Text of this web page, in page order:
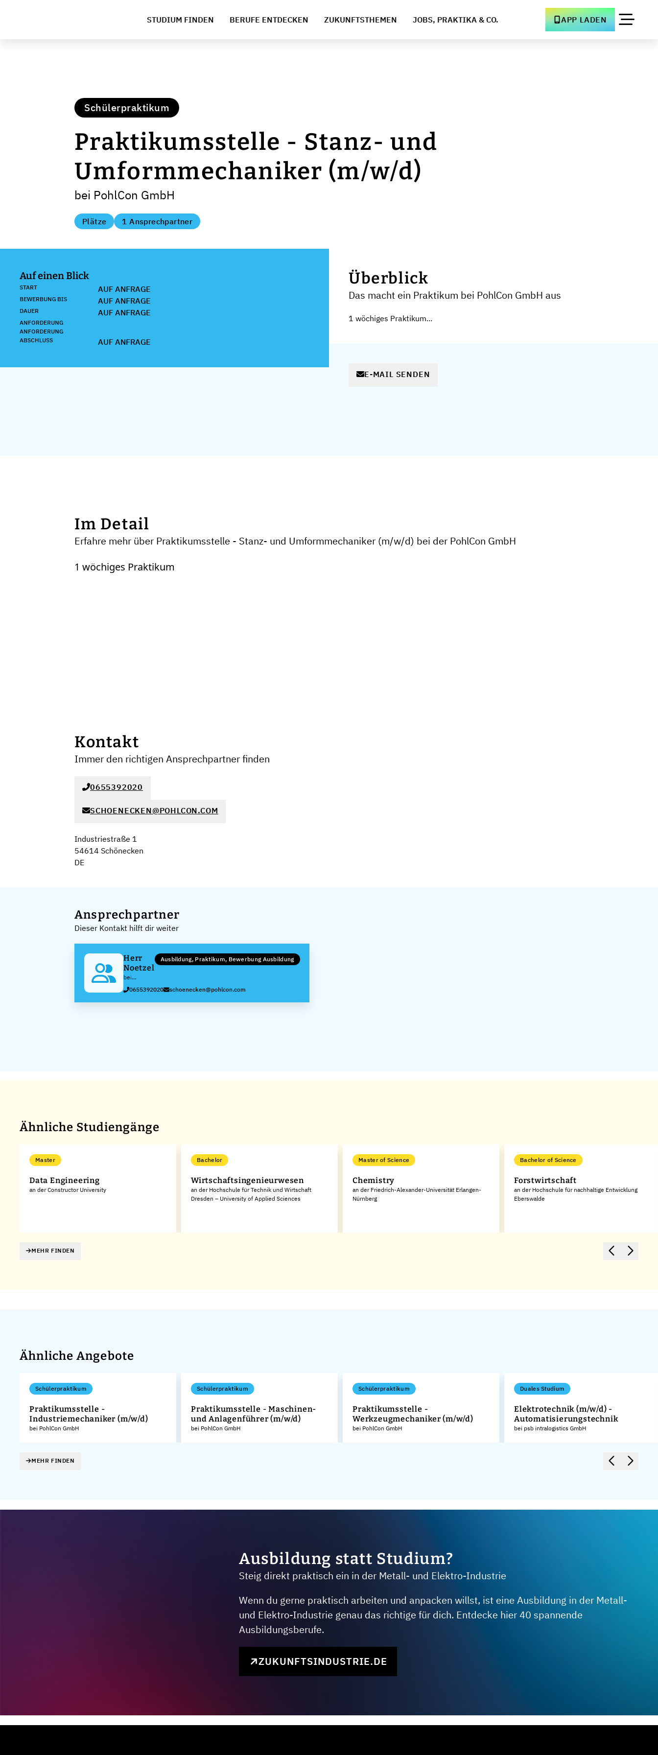
STUDIUM FINDEN BERUFE ENTDECKEN ZUKUNFTSTHEMEN JOBS, PRAKTIKA & CO. APP LADEN
Schülerpraktikum
Praktikumsstelle - Stanz- und
Umformmechaniker (m/w/d)
bei PohlCon GmbH
Plätze 1 Ansprechpartner
Auf einen Blick
START AUF ANFRAGE
BEWERBUNG BIS AUF ANFRAGE
DAUER AUF ANFRAGE
ANFORDERUNG
ANFORDERUNG
ABSCHLUSS
AUF ANFRAGE
Überblick
Das macht ein Praktikum bei PohlCon GmbH aus
1 wöchiges Praktikum...
E-MAIL SENDEN
Im Detail
Erfahre mehr über Praktikumsstelle - Stanz- und Umformmechaniker (m/w/d) bei der PohlCon GmbH
1 wöchiges Praktikum
Kontakt
Immer den richtigen Ansprechpartner finden
0655392020
SCHOENECKEN@POHLCON.COM
Industriestraße 1
54614 Schönecken
DE
Ansprechpartner
Dieser Kontakt hilft dir weiter
Herr
Noetzel
bei
PohlCon
GmbH
Ausbildung, Praktikum, Bewerbung Ausbildung
0655392020 schoenecken@pohlcon.com
Ähnliche Studiengänge
Master
Data Engineering
an der Constructor University
Bachelor
Wirtschaftsingenieurwesen
an der Hochschule für Technik und Wirtschaft
Dresden – University of Applied Sciences
Master of Science
Chemistry
an der Friedrich-Alexander-Universität Erlangen-
Nürnberg
Bachelor of Science
Forstwirtschaft
an der Hochschule für nachhaltige Entwicklung
Eberswalde
MEHR FINDEN
Ähnliche Angebote
Schülerpraktikum
Praktikumsstelle -
Industriemechaniker (m/w/d)
bei PohlCon GmbH
Schülerpraktikum
Praktikumsstelle - Maschinen-
und Anlagenführer (m/w/d)
bei PohlCon GmbH
Schülerpraktikum
Praktikumsstelle -
Werkzeugmechaniker (m/w/d)
bei PohlCon GmbH
Duales Studium
Elektrotechnik (m/w/d) -
Automatisierungstechnik
bei psb intralogistics GmbH
MEHR FINDEN
Ausbildung statt Studium?
Steig direkt praktisch ein in der Metall- und Elektro-Industrie
Wenn du gerne praktisch arbeiten und anpacken willst, ist eine Ausbildung in der Metall-
und Elektro-Industrie genau das richtige für dich. Entdecke hier 40 spannende
Ausbildungsberufe.
ZUKUNFTSINDUSTRIE.DE